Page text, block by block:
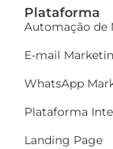
Plataforma
Automação de
E-mail
WhatsApp
Plataforma
Landing Page